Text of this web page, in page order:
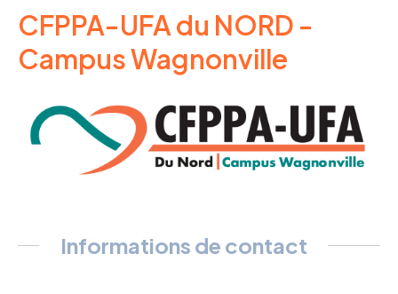
CFPPA-UFA du NORD -
Campus Wagnonville
Informations de contact